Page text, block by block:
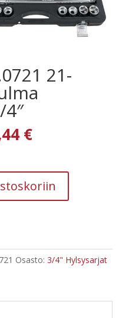
21-
€.
€Nykyinen
hinta
297,44 €.
Osasto: 3/4" Hylsysarjat